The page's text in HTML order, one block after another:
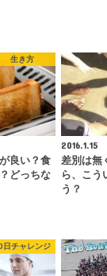
生き方
良い？食
どっちな
2016.1.15
差別は無
ら、こう
う？
日チャレンジ